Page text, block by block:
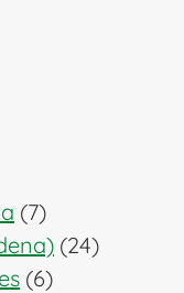
77
productos
2424
66